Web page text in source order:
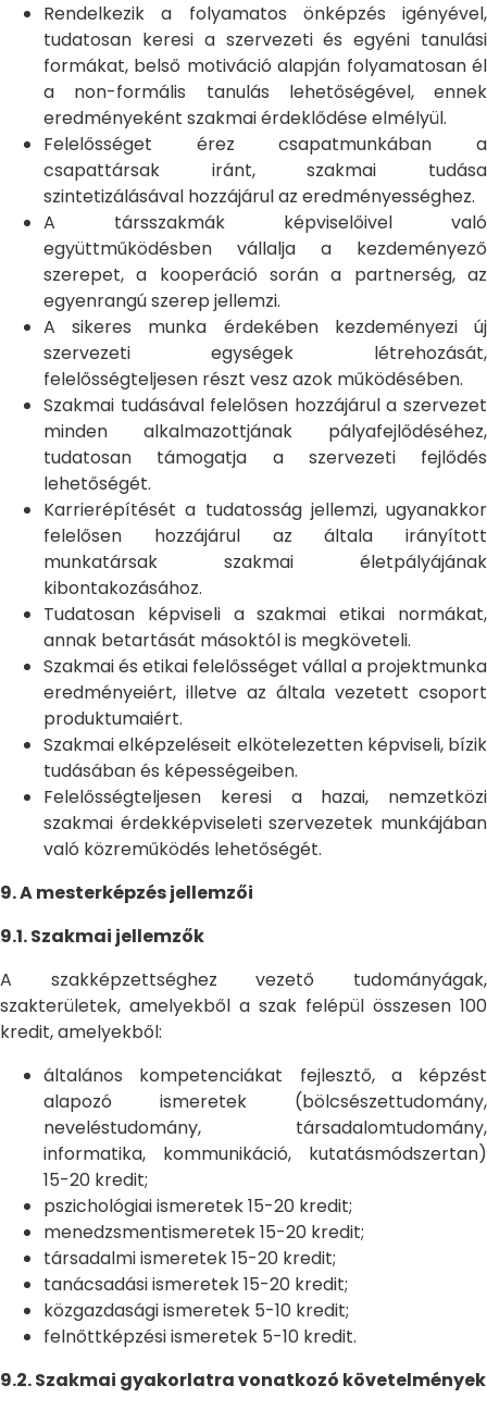
Rendelkezik a folyamatos önképzés igényével,
tudatosan keresi a szervezeti és egyéni tanulási
formákat, belső motiváció alapján folyamatosan él
a non-formális tanulás lehetőségével, ennek
eredményeként szakmai érdeklődése elmélyül.
Felelősséget érez csapatmunkában a
csapattársak iránt, szakmai tudása
szintetizálásával hozzájárul az eredményességhez.
A társszakmák képviselőivel való
együttműködésben vállalja a kezdeményező
szerepet, a kooperáció során a partnerség, az
egyenrangú szerep jellemzi.
A sikeres munka érdekében kezdeményezi új
szervezeti egységek létrehozását,
felelősségteljesen részt vesz azok működésében.
Szakmai tudásával felelősen hozzájárul a szervezet
minden alkalmazottjának pályafejlődéséhez,
tudatosan támogatja a szervezeti fejlődés
lehetőségét.
Karrierépítését a tudatosság jellemzi, ugyanakkor
felelősen hozzájárul az általa irányított
munkatársak szakmai életpályájának
kibontakozásához.
Tudatosan képviseli a szakmai etikai normákat,
annak betartását másoktól is megköveteli.
Szakmai és etikai felelősséget vállal a projektmunka
eredményeiért, illetve az általa vezetett csoport
produktumaiért.
Szakmai elképzeléseit elkötelezetten képviseli, bízik
tudásában és képességeiben.
Felelősségteljesen keresi a hazai, nemzetközi
szakmai érdekképviseleti szervezetek munkájában
való közreműködés lehetőségét.
9. A mesterképzés jellemzői
9.1. Szakmai jellemzők
A szakképzettséghez vezető tudományágak,
szakterületek, amelyekből a szak felépül összesen 100
kredit, amelyekből:
általános kompetenciákat fejlesztő, a képzést
alapozó ismeretek (bölcsészettudomány,
neveléstudomány, társadalomtudomány,
informatika, kommunikáció, kutatásmódszertan)
15-20 kredit;
pszichológiai ismeretek 15-20 kredit;
menedzsmentismeretek 15-20 kredit;
társadalmi ismeretek 15-20 kredit;
tanácsadási ismeretek 15-20 kredit;
közgazdasági ismeretek 5-10 kredit;
felnőttképzési ismeretek 5-10 kredit.
9.2. Szakmai gyakorlatra vonatkozó követelmények